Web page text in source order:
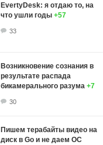
EvertyDesk: я отдаю то, на
что ушли годы +57
33
Возникновение сознания в
результате распада
бикамерального разума +7
30
Пишем терабайты видео на
диск в Go и не даем ОС